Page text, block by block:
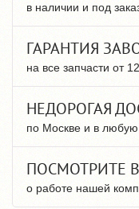
в наличии и под
ГАРАНТИЯ
на все запчасти от
НЕДОРОГАЯ
по Москве и в любую
ПОСМОТРИТЕ
о работе нашей